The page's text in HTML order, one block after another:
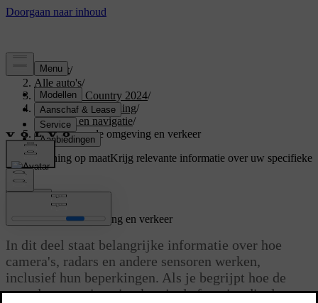
Support/
Alle auto's/
V60 Cross Country 2024/
Gebruikershandleiding/
Rijhulp en navigatie/
Detectie van de omgeving en verkeer
Ondersteuning op maatKrijg relevante informatie over uw specifieke
auto.
Detectie van de omgeving en verkeer
In dit deel staat belangrijke informatie over hoe
camera's, radars en andere sensoren werken,
inclusief hun beperkingen. Als je begrijpt hoe de
auto de omgeving ziet, kun je de functies die daarop